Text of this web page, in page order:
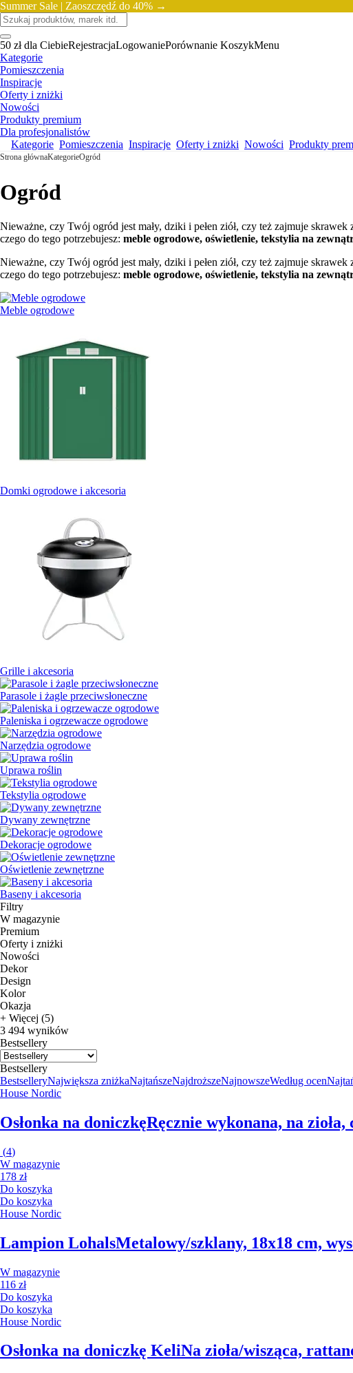
Summer Sale | Zaoszczędź do 40% →
50 zł dla CiebieRejestracjaLogowaniePorównanie KoszykMenu
Kategorie
Pomieszczenia
Inspiracje
Oferty i zniżki
Nowości
Produkty premium
Dla profesjonalistów
Kategorie Pomieszczenia Inspiracje Oferty i zniżki Nowości Produkty
Strona głównaKategorieOgród
Ogród
Nieważne, czy Twój ogród jest mały, dziki i pełen ziół, czy też zajmuje
czego do tego potrzebujesz: meble ogrodowe, oświetlenie, tekstylia na
Nieważne, czy Twój ogród jest mały, dziki i pełen ziół, czy też zajmuje
czego do tego potrzebujesz: meble ogrodowe, oświetlenie, tekstylia na
Meble ogrodowe
Domki ogrodowe i akcesoria
Grille i akcesoria
Parasole i żagle przeciwsłoneczne
Paleniska i ogrzewacze ogrodowe
Narzędzia ogrodowe
Uprawa roślin
Tekstylia ogrodowe
Dywany zewnętrzne
Dekoracje ogrodowe
Oświetlenie zewnętrzne
Baseny i akcesoria
Filtry
W magazynie
Premium
Oferty i zniżki
Nowości
Dekor
Design
Kolor
Okazja
+ Więcej (5)
3 494 wyników
Bestsellery
Bestsellery
BestselleryNajwiększa zniżkaNajtańszeNajdroższeNajnowszeWedług ocen
House Nordic
Osłonka na doniczkęRęcznie wykonana, na
(4)
W magazynie
178 zł
Do koszyka
Do koszyka
House Nordic
Lampion LohalsMetalowy/szklany, 18x18 cm,
W magazynie
116 zł
Do koszyka
Do koszyka
House Nordic
Osłonka na doniczkę KeliNa zioła/wisząca,